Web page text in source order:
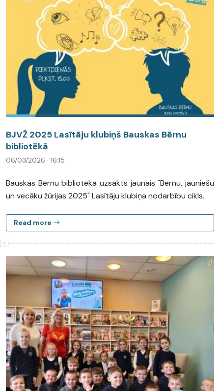
BJVŽ 2025 Lasītāju klubiņš Bauskas Bērnu
bibliotēkā
06/03/2026 · 16:15
Bauskas Bērnu bibliotēkā uzsākts jaunais "Bērnu, jauniešu
un vecāku žūrijas 2025" Lasītāju klubiņa nodarbību cikls.
Read more